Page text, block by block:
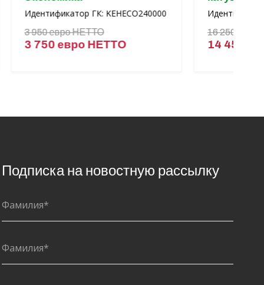
ГК: KEHECO240000
НЕТТО
евро НЕТТО
складе
Идентификатор ГК:
16 250 евро НЕТТО
14 450 евро НЕТТО
Подписка на новостную рассылку